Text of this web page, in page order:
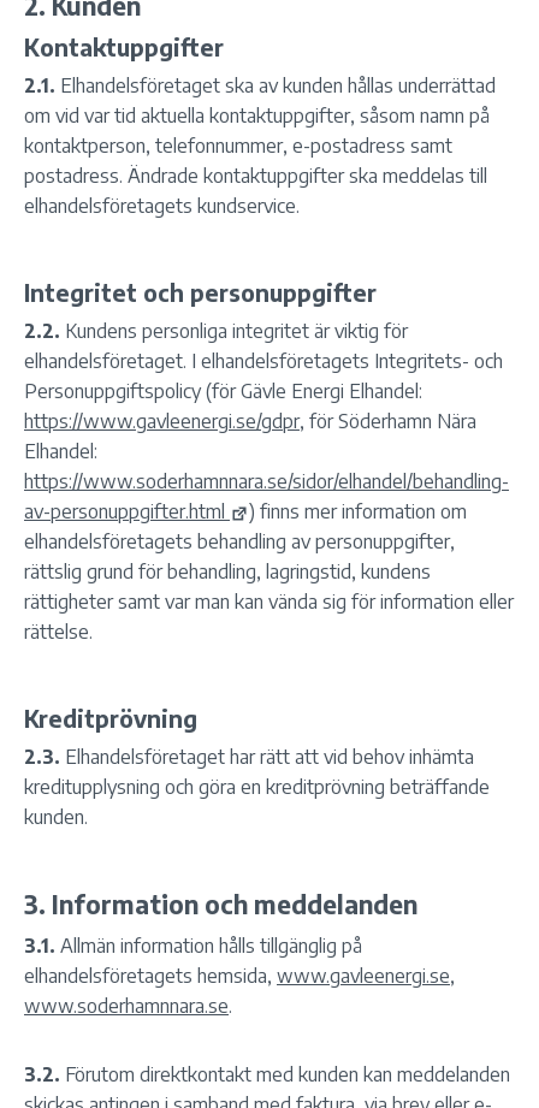
2. Kunden
Kontaktuppgifter
2.1. Elhandelsföretaget ska av kunden hållas underrättad
om vid var tid aktuella kontaktuppgifter, såsom namn på
kontaktperson, telefonnummer, e-postadress samt
postadress. Ändrade kontaktuppgifter ska meddelas till
elhandelsföretagets kundservice.
Integritet och personuppgifter
2.2. Kundens personliga integritet är viktig för
elhandelsföretaget. I elhandelsföretagets Integritets- och
Personuppgiftspolicy (för Gävle Energi Elhandel:
https://www.gavleenergi.se/gdpr, för Söderhamn Nära
Elhandel:
https://www.soderhamnnara.se/sidor/elhandel/behandling-
av-personuppgifter.html
) finns mer information om
elhandelsföretagets behandling av personuppgifter,
rättslig grund för behandling, lagringstid, kundens
rättigheter samt var man kan vända sig för information eller
rättelse.
Kreditprövning
2.3. Elhandelsföretaget har rätt att vid behov inhämta
kreditupplysning och göra en kreditprövning beträffande
kunden.
3. Information och meddelanden
3.1. Allmän information hålls tillgänglig på
elhandelsföretagets hemsida, www.gavleenergi.se,
www.soderhamnnara.se.
3.2. Förutom direktkontakt med kunden kan meddelanden